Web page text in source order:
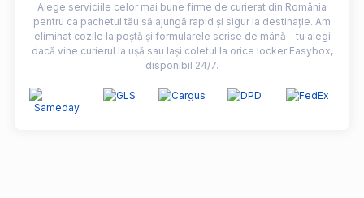
Alege serviciile celor mai bune firme de curierat din România
pentru ca pachetul tău să ajungă rapid și sigur la destinație. Am
eliminat cozile la poștă și formularele scrise de mână - tu alegi
dacă vine curierul la ușă sau lași coletul la orice locker Easybox,
disponibil 24/7.